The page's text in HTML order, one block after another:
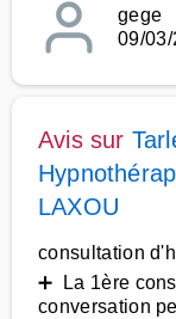
gege
09/
Avis sur
LAXOU
consultation
➕ La 1ère
conversation